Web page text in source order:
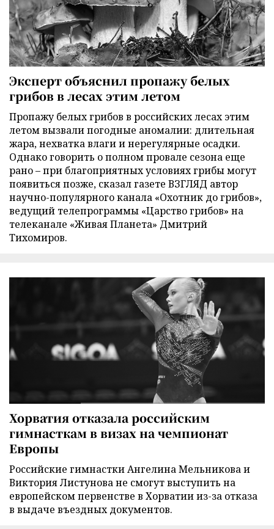
Эксперт объяснил пропажу белых
грибов в лесах этим летом
Пропажу белых грибов в российских лесах этим
летом вызвали погодные аномалии: длительная
жара, нехватка влаги и нерегулярные осадки.
Однако говорить о полном провале сезона еще
рано – при благоприятных условиях грибы могут
появиться позже, сказал газете ВЗГЛЯД автор
научно-популярного канала «Охотник до грибов»,
ведущий телепрограммы «Царство грибов» на
телеканале «Живая Планета» Дмитрий
Тихомиров.
Хорватия отказала российским
гимнасткам в визах на чемпионат
Европы
Российские гимнастки Ангелина Мельникова и
Виктория Листунова не смогут выступить на
европейском первенстве в Хорватии из-за отказа
в выдаче въездных документов.